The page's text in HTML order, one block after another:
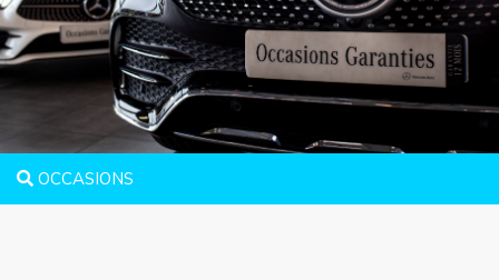
OCCASIONS